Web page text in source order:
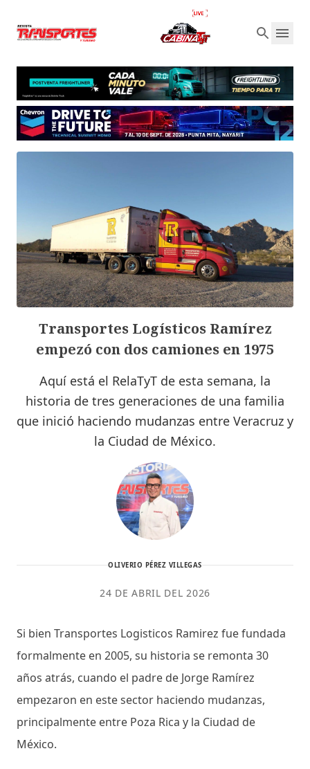
Transportes Logísticos Ramírez
empezó con dos camiones en 1975
Aquí está el RelaTyT de esta semana, la
historia de tres generaciones de una familia
que inició haciendo mudanzas entre Veracruz y
la Ciudad de México.
OLIVERIO PÉREZ VILLEGAS
24 DE ABRIL DEL 2026
Si bien Transportes Logisticos Ramirez fue fundada
formalmente en 2005, su historia se remonta 30
años atrás, cuando el padre de Jorge Ramírez
empezaron en este sector haciendo mudanzas,
principalmente entre Poza Rica y la Ciudad de
México.